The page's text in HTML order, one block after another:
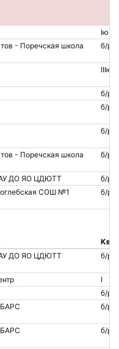
Iю
- Поречская школа б/р
IIIю
б/р
б/р
б/р
- Поречская школа б/р
ДО ЯО ЦДЮТТ
б/р
СОШ №1 б/р
ДО ЯО ЦДЮТТ б/р
I
б/р
БАРС б/р
БАРС б/р